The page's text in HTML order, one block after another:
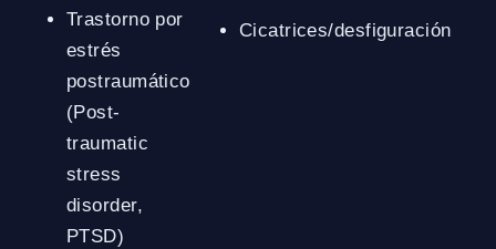
Trastorno por
estrés
postraumático
(Post-
traumatic
stress
disorder,
PTSD)
Cicatrices/desfiguración